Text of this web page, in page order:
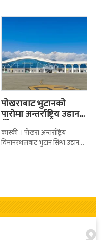
पोखराबाट भुटानको
पारोमा अन्तर्राष्ट्रिय उडान
हुँदै
कास्की । पोखरा अन्तर्राष्ट्रिय
विमानस्थलबाट भुटान सिधा उडान
लागेको हो